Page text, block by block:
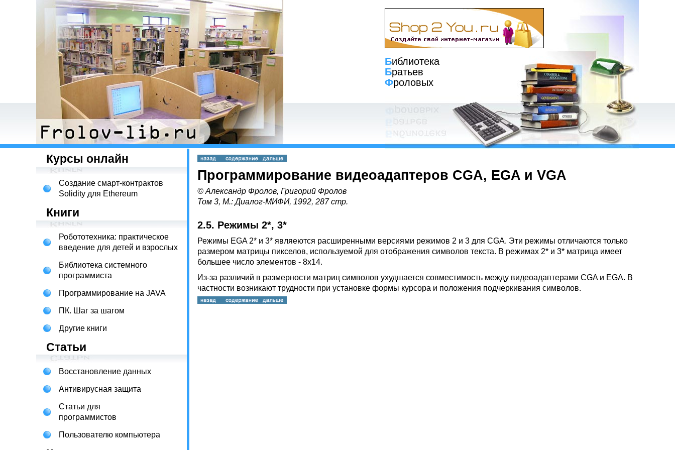
Библиотека
Братьев
Фроловых
Курсы онлайн
Создание смарт-контрактов
Solidity для Ethereum
Книги
Робототехника: практическое
введение для детей и взрослых
Библиотека системного
программиста
Программирование на JAVA
ПК. Шаг за шагом
Другие книги
Статьи
Восстановление данных
Антивирусная защита
Статьи для
программистов
Пользователю компьютера
Программирование видеоадаптеров CGA, EGA и VGA
© Александр Фролов, Григорий Фролов
Том 3, М.: Диалог-МИФИ, 1992, 287 стр.
2.5. Режимы 2*, 3*
Режимы EGA 2* и 3* являеются расширенными версиями режимов 2 и 3 для CGA. Эти режимы отличаются только
размером матрицы пикселов, используемой для отображения символов текста. В режимах 2* и 3* матрица имеет
большее число элементов - 8х14.
Из-за различий в размерности матриц символов ухудшается совместимость между видеоадаптерами CGA и EGA. В
частности возникают трудности при установке формы курсора и положения подчеркивания символов.